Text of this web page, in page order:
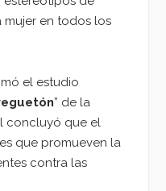
en todos los
el estudio
” de la
concluyó que el
que promueven la
contra las